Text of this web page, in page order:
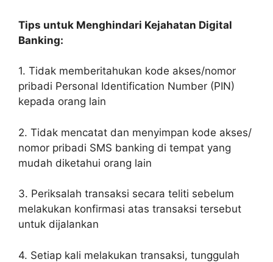
Tips untuk Menghindari Kejahatan Digital
Banking:
1. Tidak memberitahukan kode akses/nomor
pribadi Personal Identification Number (PIN)
kepada orang lain
2. Tidak mencatat dan menyimpan kode akses/
nomor pribadi SMS banking di tempat yang
mudah diketahui orang lain
3. Periksalah transaksi secara teliti sebelum
melakukan konfirmasi atas transaksi tersebut
untuk dijalankan
4. Setiap kali melakukan transaksi, tunggulah